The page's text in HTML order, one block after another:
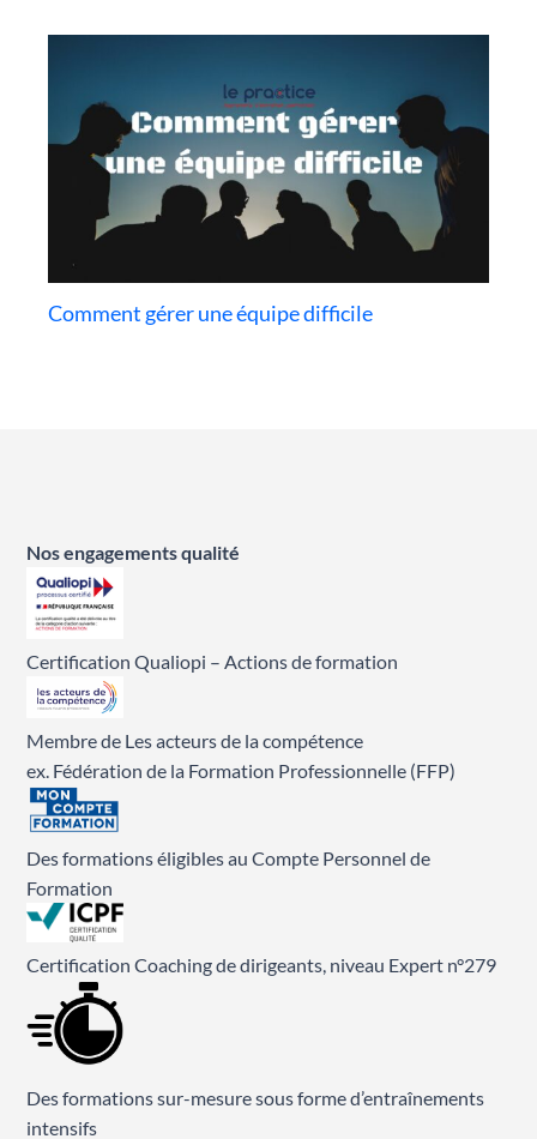
Comment gérer une équipe difficile
Nos engagements qualité
Certification Qualiopi – Actions de formation
Membre de Les acteurs de la compétence
ex. Fédération de la Formation Professionnelle (FFP)
Des formations éligibles au Compte Personnel de
Formation
Certification Coaching de dirigeants, niveau Expert n°279
Des formations sur-mesure sous forme d’entraînements
intensifs